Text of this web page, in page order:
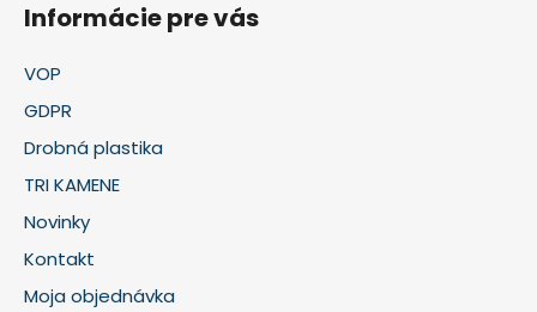
Informácie pre vás
VOP
GDPR
Drobná plastika
TRI KAMENE
Novinky
Kontakt
Moja objednávka